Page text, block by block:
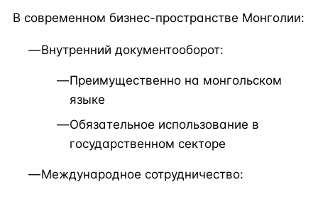
В современном бизнес-пространстве Монголии:
Внутренний документооборот:
Преимущественно на монгольском
языке
Обязательное использование в
государственном секторе
Международное сотрудничество: